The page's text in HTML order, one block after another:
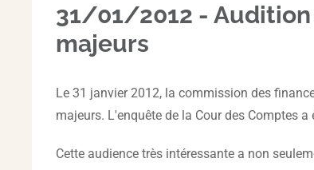
31/01/2012 -
majeurs
Le 31 janvier 2012, la commission des
majeurs. L'enquête de la Cour des Comptes
Cette audience très intéressante a non